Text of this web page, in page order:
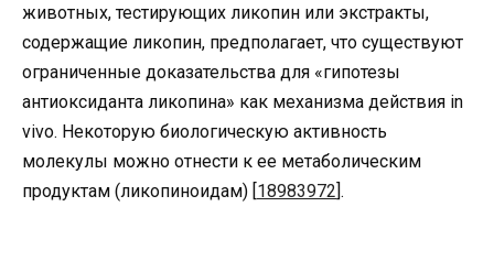
животных, тестирующих ликопин или экстракты,
содержащие ликопин, предполагает, что существуют
ограниченные доказательства для «гипотезы
антиоксиданта ликопина» как механизма действия in
vivo. Некоторую биологическую активность
молекулы можно отнести к ее метаболическим
продуктам (ликопиноидам) [18983972].